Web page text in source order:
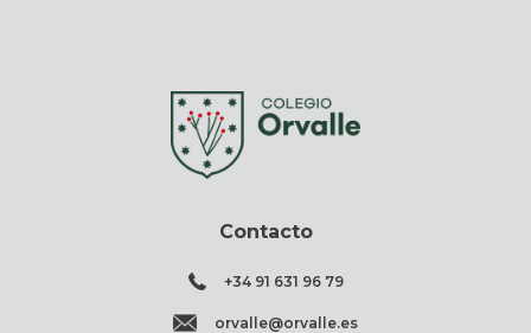
Contacto
+34 91 631 96 79
orvalle@orvalle.es